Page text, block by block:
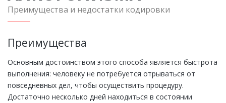
Преимущества и недостатки кодировки
Преимущества
Основным достоинством этого способа является быстрота
выполнения: человеку не потребуется отрываться от
повседневных дел, чтобы осуществить процедуру.
Достаточно несколько дней находиться в состоянии